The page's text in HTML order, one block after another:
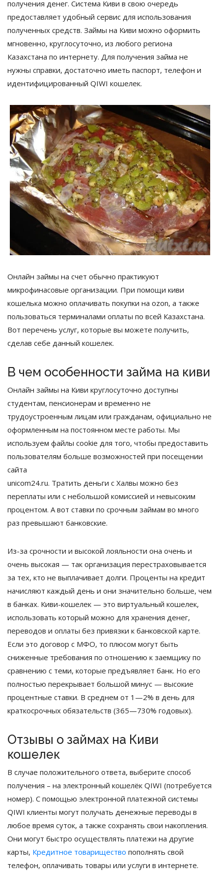
получения денег. Система Киви в свою очередь
предоставляет удобный сервис для использования
полученных средств. Займы на Киви можно оформить
мгновенно, круглосуточно, из любого региона
Казахстана по интернету. Для получения займа не
нужны справки, достаточно иметь паспорт, телефон и
идентифицированный QIWI кошелек.
Онлайн займы на счет обычно практикуют
микрофинасовые организации. При помощи киви
кошелька можно оплачивать покупки на ozon, а также
пользоваться терминалами оплаты по всей Казахстана.
Вот перечень услуг, которые вы можете получить,
сделав себе данный кошелек.
В чем особенности займа на киви
Онлайн займы на Киви круглосуточно доступны
студентам, пенсионерам и временно не
трудоустроенным лицам или гражданам, официально не
оформленным на постоянном месте работы. Мы
используем файлы cookie для того, чтобы предоставить
пользователям больше возможностей при посещении
сайта
unicom24.ru. Тратить деньги с Халвы можно без
переплаты или с небольшой комиссией и невысоким
процентом. А вот ставки по срочным займам во много
раз превышают банковские.
Из-за срочности и высокой лояльности она очень и
очень высокая — так организация перестраховывается
за тех, кто не выплачивает долги. Проценты на кредит
начисляют каждый день и они значительно больше, чем
в банках. Киви-кошелек — это виртуальный кошелек,
использовать который можно для хранения денег,
переводов и оплаты без привязки к банковской карте.
Если это договор с МФО, то плюсом могут быть
сниженные требования по отношению к заемщику по
сравнению с теми, которые предъявляет банк. Но его
полностью перекрывает большой минус — высокие
процентные ставки. В среднем от 1—2% в день для
краткосрочных обязательств (365—730% годовых).
Отзывы о займах на Киви
кошелек
В случае положительного ответа, выберите способ
получения – на электронный кошелёк QIWI (потребуется
номер). С помощью электронной платежной системы
QIWI клиенты могут получать денежные переводы в
любое время суток, а также сохранять свои накопления.
Они могут быстро осуществлять платежи на другие
карты, Кредитное товарищество пополнять свой
телефон, оплачивать товары или услуги в интернете.